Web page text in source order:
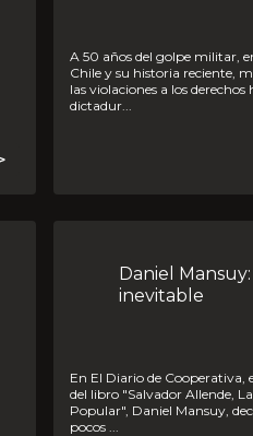
A 50 años del golpe militar, en Cooperativa reflexionamos sobre
Chile y su historia reciente,
las violaciones a los
dictadur...
Daniel Mansuy: No creo que el golpe haya sido
inevitable
En El Diario de Cooperativa, el investigador, académico y escritor
del libro "Salvador Allende,
Popular", Daniel Mansuy,
pocos ...